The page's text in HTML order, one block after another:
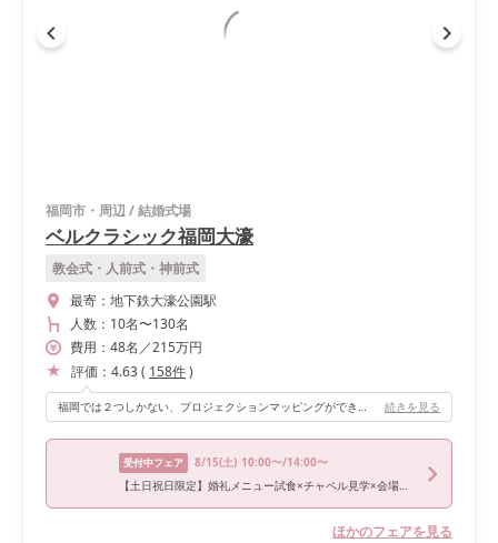
福岡市・周辺/結婚式場
ベルクラシック福岡大濠
教会式・人前式・神前式
最寄： 地下鉄大濠公園駅
人数： 10名〜130名
費用： 48名 ／215万円
評価： 4.63( 158件)
福岡では２つしかない、プロジェクションマッピングができること。 また、テーマが美女と野獣だったので、それに合わせた音楽なども音響設備が整っていたので、音源を持ち込むだけでよかったこと。 120名がマックスのフロアに100人強でしたが、比較的ゆったりしてもらえる作りだったこと。（年齢が高い参列者の方もいたので助かりました。 続きを見る
受付中フェア 8/15(土) 10:00〜/14:00〜
【土日祝日限定】婚礼メニュー試食×チャペル見学×会場見学×相談会
ほかのフェアを見る